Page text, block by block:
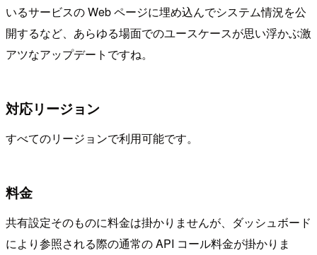
いるサービスの Web ページに埋め込んでシステム情況を公
開するなど、あらゆる場面でのユースケースが思い浮かぶ激
アツなアップデートですね。
対応リージョン
すべてのリージョンで利用可能です。
料金
共有設定そのものに料金は掛かりませんが、ダッシュボード
により参照される際の通常の API コール料金が掛かりま